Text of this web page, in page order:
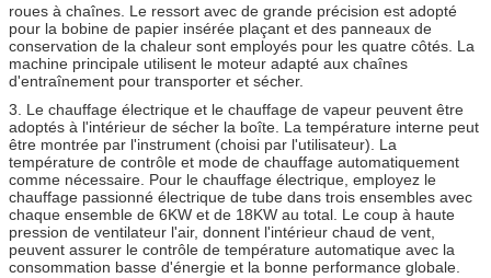
roues à chaînes. Le ressort avec de grande précision est adopté
pour la bobine de papier insérée plaçant et des panneaux de
conservation de la chaleur sont employés pour les quatre côtés. La
machine principale utilisent le moteur adapté aux chaînes
d'entraînement pour transporter et sécher.
3. Le chauffage électrique et le chauffage de vapeur peuvent être
adoptés à l'intérieur de sécher la boîte. La température interne peut
être montrée par l'instrument (choisi par l'utilisateur). La
température de contrôle et mode de chauffage automatiquement
comme nécessaire. Pour le chauffage électrique, employez le
chauffage passionné électrique de tube dans trois ensembles avec
chaque ensemble de 6KW et de 18KW au total. Le coup à haute
pression de ventilateur l'air, donnent l'intérieur chaud de vent,
peuvent assurer le contrôle de température automatique avec la
consommation basse d'énergie et la bonne performance globale.